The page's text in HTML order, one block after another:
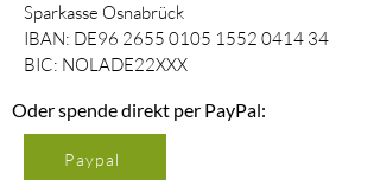
Sparkasse Osnabrück
IBAN: DE96 2655 0105 1552 0414 34
BIC: NOLADE22XXX
Oder spende direkt per PayPal:
Paypal